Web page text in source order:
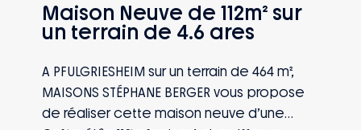
Maison Neuve de 112m² sur
un terrain de 4.6 ares
A PFULGRIESHEIM sur un terrain de 464 m²,
MAISONS STÉPHANE BERGER vous propose
de réaliser cette maison neuve d’une